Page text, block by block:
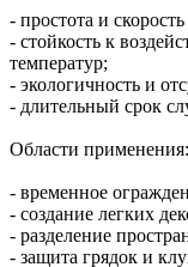
- простота и
- стойкость к
температур;
- экологичность и
- длительный срок
Области применения:
- временное
- создание легких
- разделение
- защита грядок и